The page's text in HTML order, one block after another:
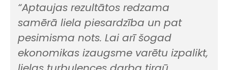
“Aptaujas rezultātos redzama
samērā liela piesardzība un pat
pesimisma nots. Lai arī šogad
ekonomikas izaugsme varētu izpalikt,